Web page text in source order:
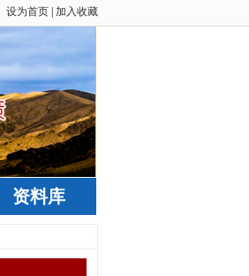
设为首页 加入收藏
资料库